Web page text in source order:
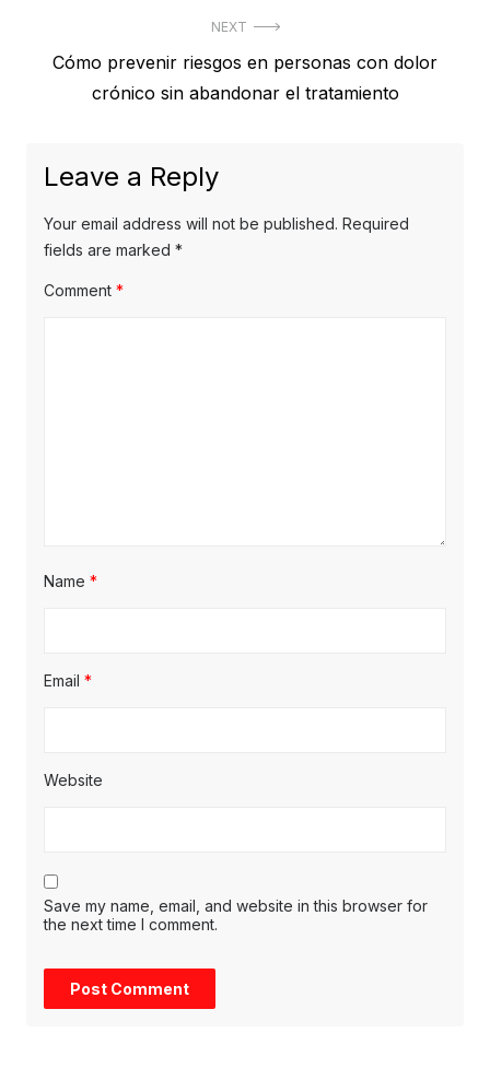
NEXT
Next
Cómo prevenir riesgos en personas con dolor
crónico sin abandonar el tratamiento
Leave a Reply
Your email address will not be published. Required
fields are marked *
Comment *
Name *
Email *
Website
Save my name, email, and website in this browser for
the next time I comment.